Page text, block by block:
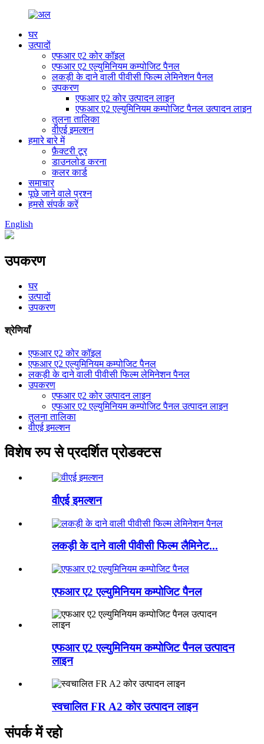
घर
उत्पादों
एफआर ए2 कोर कॉइल
एफआर ए2 एल्युमिनियम कम्पोजिट पैनल
लकड़ी के दाने वाली पीवीसी फिल्म लेमिनेशन पैनल
उपकरण
एफआर ए2 कोर उत्पादन लाइन
एफआर ए2 एल्युमिनियम कम्पोजिट पैनल उत्पादन लाइन
तुलना तालिका
वीएई इमल्शन
हमारे बारे में
फ़ैक्टरी टूर
डाउनलोड करना
कलर कार्ड
समाचार
पूछे जाने वाले प्रश्न
हमसे संपर्क करें
English
उपकरण
घर
उत्पादों
उपकरण
श्रेणियाँ
एफआर ए2 कोर कॉइल
एफआर ए2 एल्युमिनियम कम्पोजिट पैनल
लकड़ी के दाने वाली पीवीसी फिल्म लेमिनेशन पैनल
उपकरण
एफआर ए2 कोर उत्पादन लाइन
एफआर ए2 एल्युमिनियम कम्पोजिट पैनल उत्पादन लाइन
तुलना तालिका
वीएई इमल्शन
विशेष रुप से प्रदर्शित प्रोडक्टस
वीएई इमल्शन
लकड़ी के दाने वाली पीवीसी फिल्म लैमिनेट...
एफआर ए2 एल्युमिनियम कम्पोजिट पैनल
एफआर ए2 एल्युमिनियम कम्पोजिट पैनल उत्पादन
लाइन
स्वचालित FR A2 कोर उत्पादन लाइन
संपर्क में रहो